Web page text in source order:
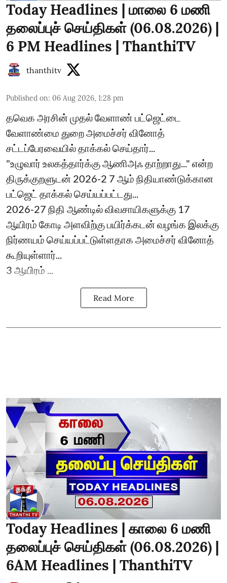
Today Headlines | மாலை 6 மணி
தலைப்புச் செய்திகள் (06.08.2026) |
6 PM Headlines | ThanthiTV
thanthitv
Published on: 06 Aug 2026, 1:28 pm
தவெக அரசின் முதல் வேளாண் பட்ஜெட்டை
வேளாண்மை துறை அமைச்சர் வினோத்
சட்டப்பேரவையில் தாக்கல் செய்தார்...
"உழுவார் உலகத்தார்க்கு ஆணிஅஃ தாற்றாது..." என்ற
திருக்குறளுடன் 2026-2 7 ஆம் நிதியாண்டுக்கான
பட்ஜெட் தாக்கல் செய்யப்பட்டது...
2026-27 நிதி ஆண்டில் விவசாயிகளுக்கு 17
ஆயிரம் கோடி அளவிற்கு பயிர்க்கடன் வழங்க இலக்கு
நிர்ணயம் செய்யப்பட்டுள்ளதாக அமைச்சர் வினோத்
கூறியுள்ளார்...
3 ஆயிரம் ...
Read More
Today Headlines | காலை 6 மணி
தலைப்புச் செய்திகள் (06.08.2026) |
6AM Headlines | ThanthiTV